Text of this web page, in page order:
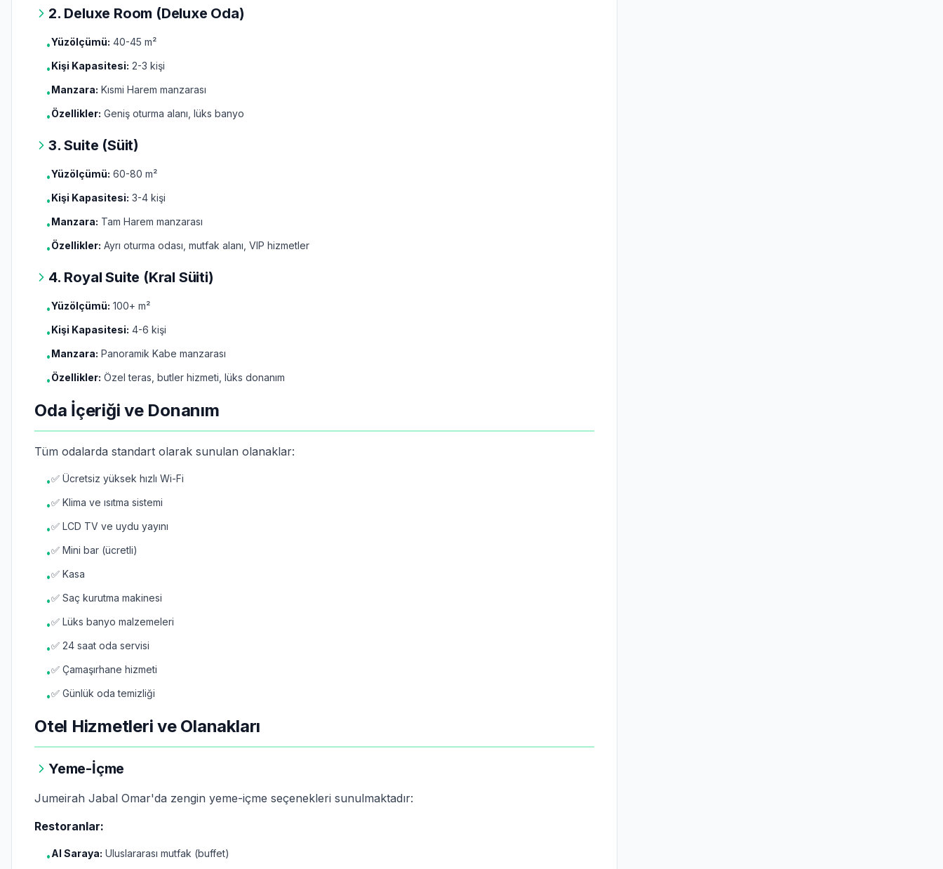
2. Deluxe Room (Deluxe Oda)
•Yüzölçümü: 40-45 m²
•Kişi Kapasitesi: 2-3 kişi
•Manzara: Kısmi Harem manzarası
•Özellikler: Geniş oturma alanı, lüks banyo
3. Suite (Süit)
•Yüzölçümü: 60-80 m²
•Kişi Kapasitesi: 3-4 kişi
•Manzara: Tam Harem manzarası
•Özellikler: Ayrı oturma odası, mutfak alanı, VIP hizmetler
4. Royal Suite (Kral Süiti)
•Yüzölçümü: 100+ m²
•Kişi Kapasitesi: 4-6 kişi
•Manzara: Panoramik Kabe manzarası
•Özellikler: Özel teras, butler hizmeti, lüks donanım
Oda İçeriği ve Donanım
Tüm odalarda standart olarak sunulan olanaklar:
•✅ Ücretsiz yüksek hızlı Wi-Fi
•✅ Klima ve ısıtma sistemi
•✅ LCD TV ve uydu yayını
•✅ Mini bar (ücretli)
•✅ Kasa
•✅ Saç kurutma makinesi
•✅ Lüks banyo malzemeleri
•✅ 24 saat oda servisi
•✅ Çamaşırhane hizmeti
•✅ Günlük oda temizliği
Otel Hizmetleri ve Olanakları
Yeme-İçme
Jumeirah Jabal Omar'da zengin yeme-içme seçenekleri sunulmaktadır:
Restoranlar:
•Al Saraya: Uluslararası mutfak (buffet)